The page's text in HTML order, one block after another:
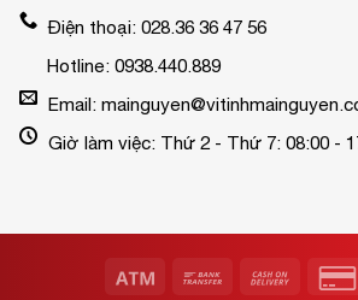
Điện thoại: 028.36 36 47 56
Hotline: 0938.440.889
Email:
Giờ làm việc: Thứ 2 - Thứ 7: 08:00 -